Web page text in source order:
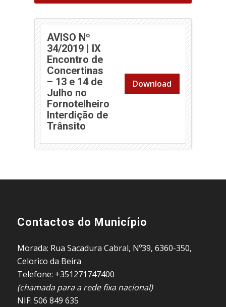
AVISO Nº
34/2019 | IX
Encontro de
Concertinas
– 13 e 14 de
Julho no
Fornotelheiro
Interdição de
Trânsito
Download
Contactos do Município
Morada: Rua Sacadura Cabral, Nº39, 6360-350,
Celorico da Beira
Telefone: +351271747400
(chamada para a rede fixa nacional)
NIF: 506 849 635